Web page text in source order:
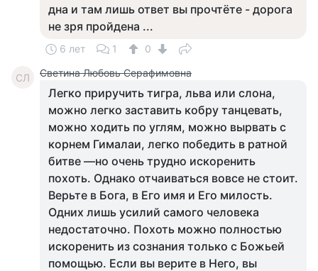
дна и там лишь ответ вы прочтёте - дорога
не зря пройдена ...
6 лет 1 0
СЛ Светина Любовь Серафимовна
Легко приручить тигра, льва или слона,
можно легко заставить кобру танцевать,
можно ходить по углям, можно вырвать с
корнем Гималаи, легко победить в ратной
битве —но очень трудно искоренить
похоть. Однако отчаиваться вовсе не стоит.
Верьте в Бога, в Его имя и Его милость.
Одних лишь усилий самого человека
недостаточно. Похоть можно полностью
искоренить из сознания только с Божьей
помощью. Если вы верите в Него, вы